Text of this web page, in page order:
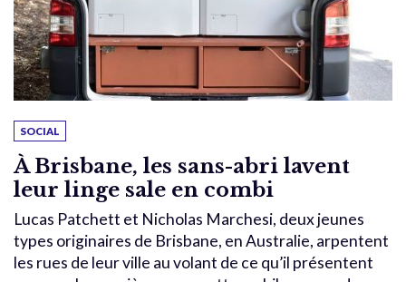
SOCIAL
À Brisbane, les sans-abri lavent
leur linge sale en combi
Lucas Patchett et Nicholas Marchesi, deux jeunes
types originaires de Brisbane, en Australie, arpentent
les rues de leur ville au volant de ce qu’il présentent